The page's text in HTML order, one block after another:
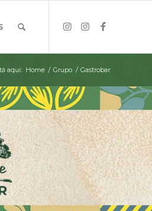
aqui: Home / Grupo / Gastrobar